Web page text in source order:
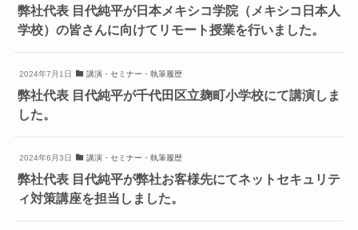
弊社代表 目代純平が日本メキシコ学院（メキシコ日本人
学校）の皆さんに向けてリモート授業を行いました。
2024年7月1日 講演・セミナー・執筆履歴
弊社代表 目代純平が千代田区立麹町小学校にて講演しま
した。
2024年6月3日 講演・セミナー・執筆履歴
弊社代表 目代純平が弊社お客様先にてネットセキュリテ
ィ対策講座を担当しました。